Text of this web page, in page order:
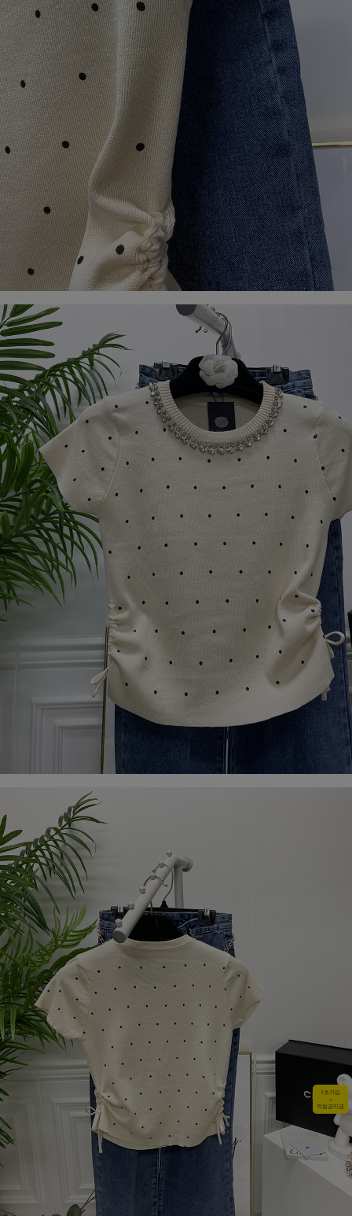
1초가입
+
적립금지급